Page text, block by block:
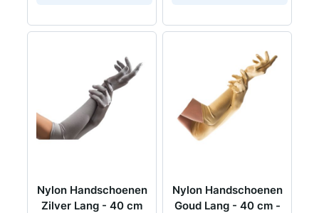
Nylon Handschoenen
Zilver Lang - 40 cm
Nylon Handschoenen
Goud Lang - 40 cm -